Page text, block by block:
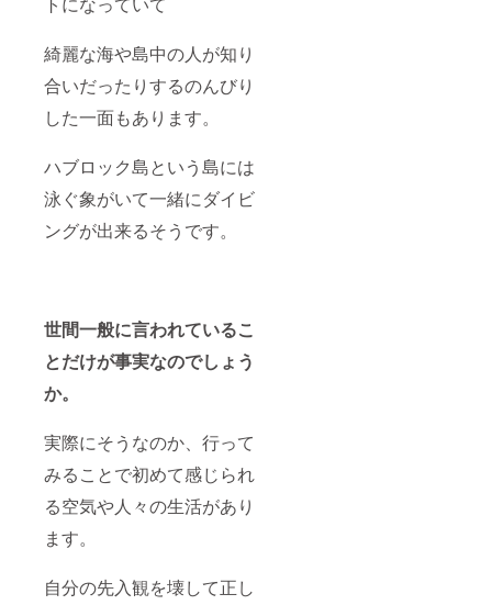
綺麗な海や島中の人が知り
合いだったりするのんびり
した一面もあります。
ハブロック島という島には
泳ぐ象がいて一緒にダイビ
ングが出来るそうです。
世間一般に言われているこ
とだけが事実なのでしょう
か。
実際にそうなのか、行って
みることで初めて感じられ
る空気や人々の生活があり
ます。
自分の先入観を壊して正し